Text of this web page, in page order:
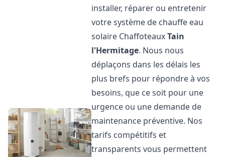
installer, réparer ou entretenir
votre système de chauffe eau
solaire ChaffoteauxTain
l'Hermitage. Nous nous
déplaçons dans les délais les
plus brefs pour répondre à vos
besoins, que ce soit pour une
urgence ou une demande de
maintenance préventive. Nos
tarifs compétitifs et
transparents vous permettent